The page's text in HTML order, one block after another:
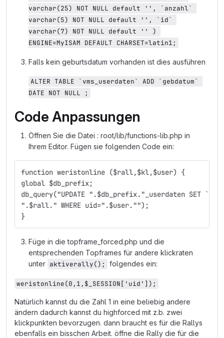
varchar(25) NOT NULL default '', `anzahl`
varchar(5) NOT NULL default '', `id`
varchar(7) NOT NULL default '' )
ENGINE=MyISAM DEFAULT CHARSET=latin1;
Falls kein geburtsdatum vorhanden ist dies ausführen
ALTER TABLE `vms_userdaten` ADD `gebdatum`
DATE NOT NULL ;
Code Anpassungen
Öffnen Sie die Datei : root/lib/functions-lib.php in
Ihrem Editor. Fügen sie folgenden Code ein:
function weristonline ($rall,$kl,$user) {
global $db_prefix;
db_query("UPDATE ".$db_prefix."_userdaten
".$rall." WHERE uid=".$user."");
}
Füge in die topframe_forced.php und die
entsprechenden Topframes für andere klickraten
unter aktiverally(); folgendes ein:
weristonline(0,1,$_SESSION['uid']);
Natürlich kannst du die Zahl 1 in eine beliebig andere
ändern dadurch kannst du highforced mit z.b. zwei
klickpunkten bevorzugen. dann braucht es für die Rallys
ebenfalls ein bisschen Arbeit. öffne die Rally die für die